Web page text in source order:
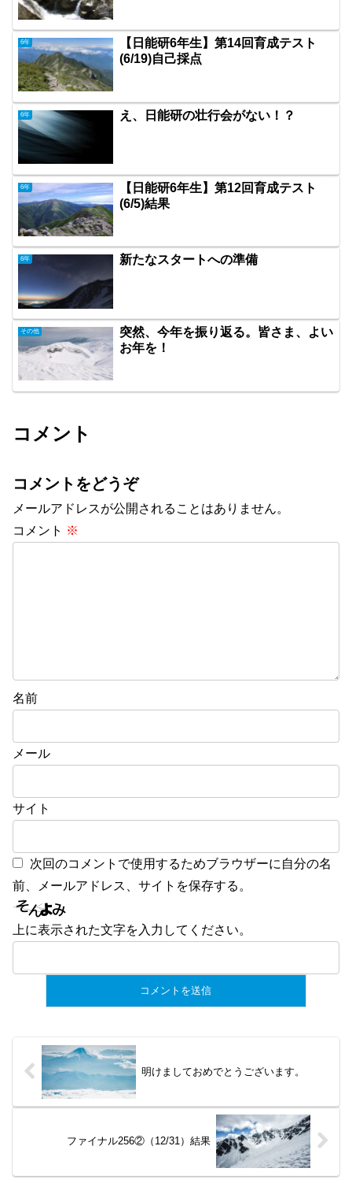
6年
【日能研6年生】第14回育成テスト
(6/19)自己採点
6年 え、日能研の壮行会がない！？
6年
【日能研6年生】第12回育成テスト
(6/5)結果
6年 新たなスタートへの準備
その他
突然、今年を振り返る。皆さま、よい
お年を！
コメント
コメントをどうぞ
メールアドレスが公開されることはありません。
コメント ※
名前
メール
サイト
次回のコメントで使用するためブラウザーに自分の名
前、メールアドレス、サイトを保存する。
上に表示された文字を入力してください。
明けましておめでとうございます。
ファイナル256②（12/31）結果